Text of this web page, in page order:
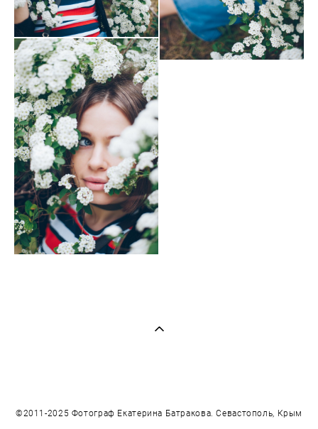
©2011-2025 Фотограф Екатерина Батракова. Севастополь, Крым